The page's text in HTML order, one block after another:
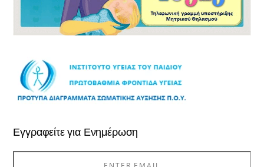
Εγγραφείτε για Ενημέρωση